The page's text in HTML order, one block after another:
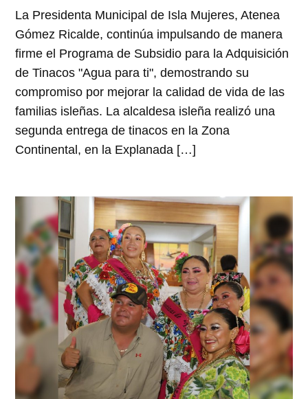
La Presidenta Municipal de Isla Mujeres, Atenea
Gómez Ricalde, continúa impulsando de manera
firme el Programa de Subsidio para la Adquisición
de Tinacos "Agua para ti", demostrando su
compromiso por mejorar la calidad de vida de las
familias isleñas. La alcaldesa isleña realizó una
segunda entrega de tinacos en la Zona
Continental, en la Explanada […]